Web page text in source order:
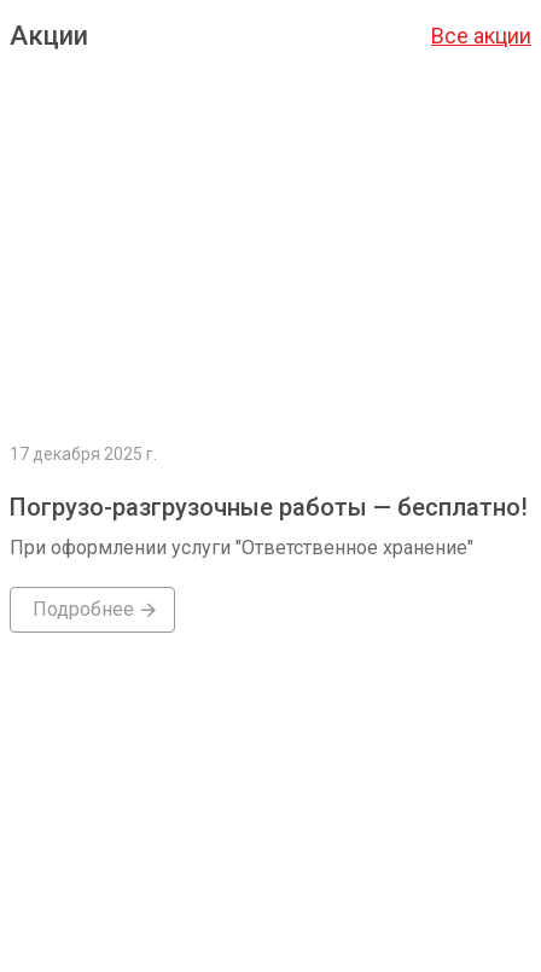
Акции Все акции
17 декабря 2025 г.
Погрузо-разгрузочные работы — бесплатно!
При оформлении услуги "Ответственное хранение"
Подробнее